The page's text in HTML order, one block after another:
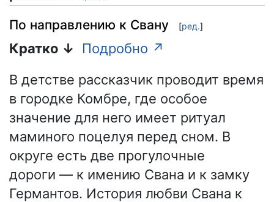
По направлению к Свану [ред.]
Кратко ↓
Подробно ↗
В детстве рассказчик проводит время
в городке Комбре, где особое
значение для него имеет ритуал
маминого поцелуя перед сном. В
округе есть две прогулочные
дороги — к имению Свана и к замку
Германтов. История любви Свана к